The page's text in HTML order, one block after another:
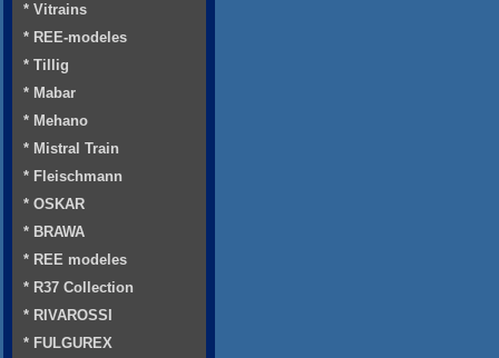
* Vitrains
* REE-modeles
* Tillig
* Mabar
* Mehano
* Mistral Train
* Fleischmann
* OSKAR
* BRAWA
* REE modeles
* R37 Collection
* RIVAROSSI
* FULGUREX